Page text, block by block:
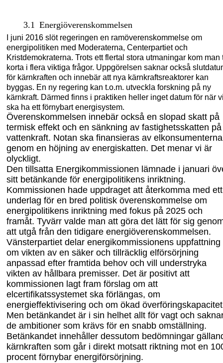
3.1 Energiöverenskommelsen
I juni 2016 slöt regeringen en ramöverenskommelse om
energipolitiken med Moderaterna, Centerpartiet och
Kristdemokraterna. Trots ett flertal stora utmaningar kom man
korta i flera viktiga frågor. Uppgörelsen saknar också
för kärnkraften och innebär att nya kärnkraftsreaktorer kan
byggas. En ny regering kan t.o.m. utveckla forskning på ny
kärnkraft. Därmed finns i praktiken heller inget datum för när
ska ha ett förnybart energisystem.
Överenskommelsen innebär också en slopad skatt på
termisk effekt och en sänkning av fastighetsskatten på
vattenkraft. Notan ska finansieras av elkonsumenterna
genom en höjning av energiskatten. Det menar vi är
olyckligt.
Den tillsatta Energikommissionen lämnade i januari
sitt betänkande för energipolitikens inriktning.
Kommissionen hade uppdraget att återkomma med ett
underlag för en bred politisk överenskommelse om
energipolitikens inriktning med fokus på 2025 och
framåt. Tyvärr valde man att göra det lätt för sig
att utgå från den tidigare energiöverenskommelsen.
Vänsterpartiet delar energikommissionens uppfattning
om vikten av en säker och tillräcklig elförsörjning
anpassad efter framtida behov och vill understryka
vikten av hållbara premisser. Det är positivt att
kommissionen lagt fram förslag om att
elcertifikatssystemet ska förlängas, om
energieffektivisering och om ökad
Men betänkandet är i sin helhet allt för vagt och
de ambitioner som krävs för en snabb omställning.
Betänkandet innehåller dessutom bedömningar
kärnkraften som går i direkt motsatt riktning mot en
procent förnybar energiförsörjning.